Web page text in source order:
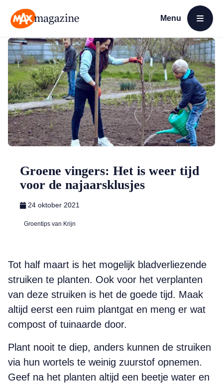
Menu
Open menu
Groene vingers: Het is weer tijd
voor de najaarsklusjes
24 oktober 2021
Groentips van Krijn
Tot half maart is het mogelijk bladverliezende
struiken te planten. Ook voor het verplanten
van deze struiken is het de goede tijd. Maak
altijd eerst een ruim plantgat en meng er wat
compost of tuinaarde door.
Plant nooit te diep, anders kunnen de struiken
via hun wortels te weinig zuurstof opnemen.
Geef na het planten altijd een beetje water en